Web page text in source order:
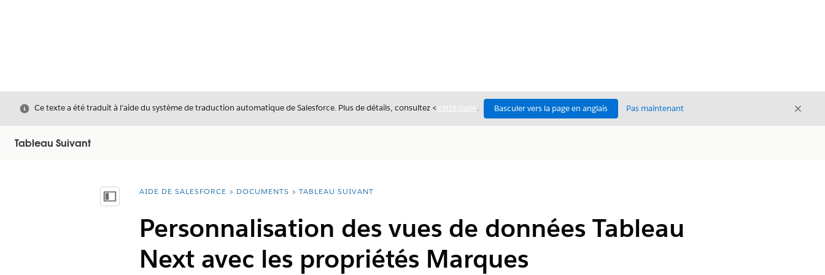
Fermer
Ce texte a été traduit à l’aide du système de traduction automatique de Salesforce. Plus de détails, consultez <cette page . Basculer vers la page en anglais Pas maintenant Fermer
Tableau Suivant
Afficher la table des matières
Vous êtes ici :
AIDE DE SALESFORCE DOCUMENTS TABLEAU SUIVANT
Personnalisation des vues de données Tableau
Next avec les propriétés Marques